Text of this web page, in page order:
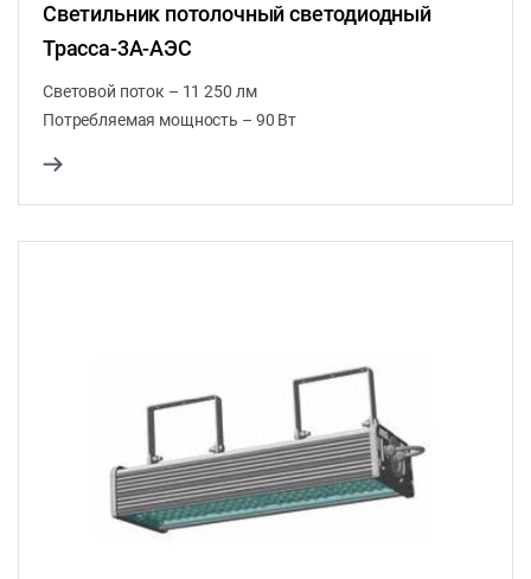
Светильник потолочный светодиодный
Трасса-3A-АЭС
Световой поток – 11 250 лм
Потребляемая мощность – 90 Вт